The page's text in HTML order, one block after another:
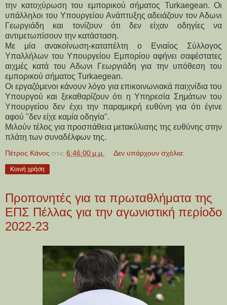
την κατοχύρωση του εμπορικού σήματος Turkaegean. Οι
υπάλληλοι του Υπουργείου Ανάπτυξης αδειάζουν τον Αδωνι
Γεωργιάδη και τονίζουν ότι δεν είχαν οδηγίες να
αντιμετωπίσουν την κατάσταση.
Με μία ανακοίνωση-καταπέλτη ο Ενιαίος Σύλλογος
Υπαλλήλων του Υπουργείου Εμπορίου αφήνει σαφέστατες
αιχμές κατά του Αδωνι Γεωργιάδη για την υπόθεση του
εμπορικού σήματος Turkaegean.
Οι εργαζόμενοι κάνουν λόγο για επικοινωνιακά παιχνίδια του
Υπουργού και ξεκαθαρίζουν ότι η Υπηρεσία Σημάτων του
Υπουργείου δεν έχει την παραμικρή ευθύνη για ότι έγινε
αφού "δεν είχε καμία οδηγία".
Μιλούν τέλος για προσπάθεια μετακύλισης της ευθύνης στην
πλάτη των συναδέλφων της.
Πέτρος Κάνος στις 6:46:00 μ.μ. Δεν υπάρχουν σχόλια:
Κοινή χρήση
Προπονητές για τα πρωταθλήματα της
ΕΠΣ Πέλλας για την αγωνιστική περίοδο
2022-23